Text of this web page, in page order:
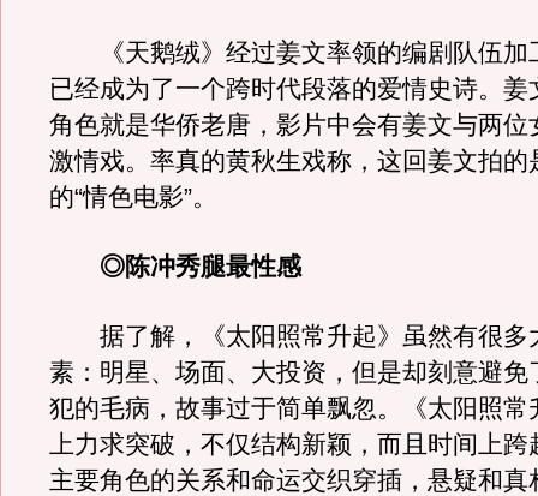
《天鹅绒》经过姜文率领的编剧队伍加
已经成为了一个跨时代段落的爱情史诗。姜
角色就是华侨老唐，影片中会有姜文与两位
激情戏。率真的黄秋生戏称，这回姜文拍的
的“情色电影”。
◎陈冲秀腿最性感
据了解，《太阳照常升起》虽然有很多
素：明星、场面、大投资，但是却刻意避免
犯的毛病，故事过于简单飘忽。《太阳照常
上力求突破，不仅结构新颖，而且时间上跨
主要角色的关系和命运交织穿插，悬疑和真